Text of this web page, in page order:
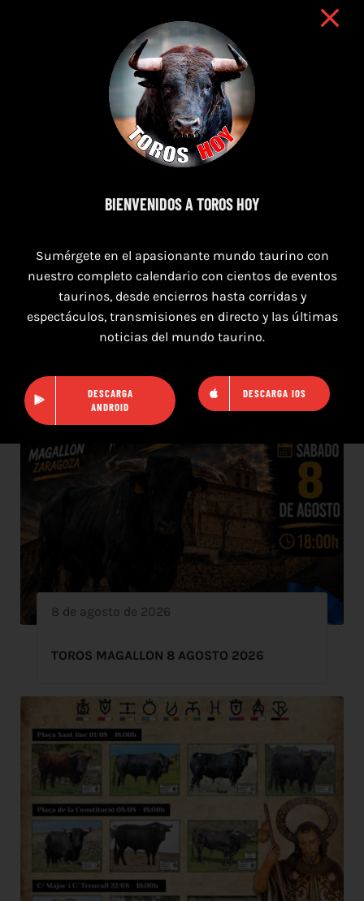
8 de agosto de 2026
CASTELLÓN DEL 8 AL 10 DE AGOSTO 2026
8 de agosto de 2026
TOROS MAGALLON 8 AGOSTO 2026
BIENVENIDOS A TOROS HOY
Sumérgete en el apasionante mundo taurino con
nuestro completo calendario con cientos de eventos
taurinos, desde encierros hasta corridas y
espectáculos, transmisiones en directo y las últimas
noticias del mundo taurino.
DESCARGA
ANDROID
DESCARGA IOS